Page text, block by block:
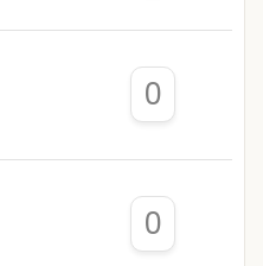
0
0